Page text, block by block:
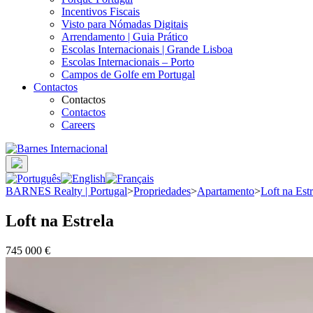
Incentivos Fiscais
Visto para Nómadas Digitais
Arrendamento | Guia Prático
Escolas Internacionais | Grande Lisboa
Escolas Internacionais – Porto
Campos de Golfe em Portugal
Contactos
Contactos
Contactos
Careers
BARNES Realty | Portugal>Propriedades>Apartamento>Loft na
Loft na Estrela
745 000 €